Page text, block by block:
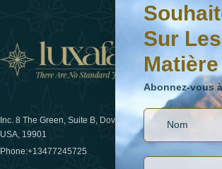
Inc. 8 The Green, Suite B, Dover, DE
USA, 19901
Phone:+13477245725
Comment
les
Sur
Abonnez-vous